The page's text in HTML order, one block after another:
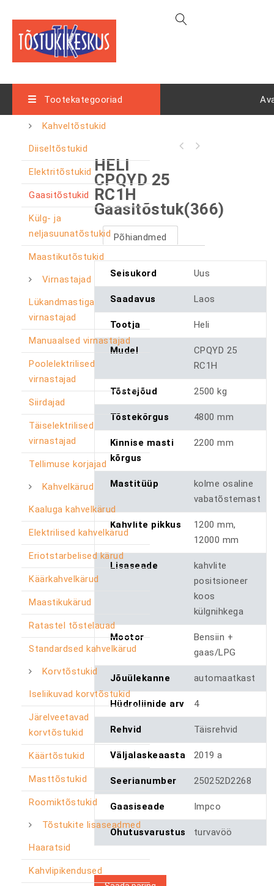
Tootekategooriad
Kahveltõstukid
Diiseltõstukid
Elektritõstukid
Gaasitõstukid
Külg- ja
neljasuunatõstukid
Maastikutõstukid
Virnastajad
Lükandmastiga
virnastajad
Manuaalsed virnastajad
Poolelektrilised
virnastajad
Siirdajad
Täiselektrilised
virnastajad
Tellimuse korjajad
Kahvelkärud
Kaaluga kahvelkärud
Elektrilised kahvelkärud
Eriotstarbelised kärud
Käärkahvelkärud
Maastikukärud
Ratastel tõstelauad
Standardsed kahvelkärud
Korvtõstukid
Iseliikuvad korvtõstukid
Järelveetavad
korvtõstukid
Käärtõstukid
Masttõstukid
Roomiktõstukid
Tõstukite lisaseadmed
Haaratsid
Kahvlipikendused
HELI
CPQYD 25
RC1H
Gaasitõstuk(366)
Põhiandmed
Seisukord Uus
Saadavus Laos
Tootja Heli
Mudel
CPQYD 25
RC1H
Tõstejõud 2500 kg
Tõstekõrgus 4800 mm
Kinnise masti
kõrgus
2200 mm
Mastitüüp
kolme osaline
vabatõstemast
Kahvlite pikkus
1200 mm,
12000 mm
Lisaseade
kahvlite
positsioneer
koos
külgnihkega
Mootor
Bensiin +
gaas/LPG
Jõuülekanne automaatkast
Hüdroliinide arv 4
Rehvid Täisrehvid
Väljalaskeaasta 2019 a
Seerianumber 250252D2268
Gaasiseade Impco
Ohutusvarustus turvavöö